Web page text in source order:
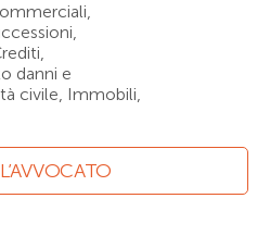
danni e
civile, Immobili,